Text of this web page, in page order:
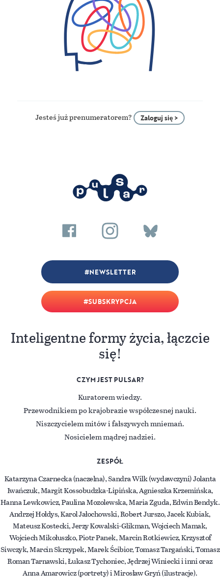
Jesteś już prenumeratorem? Zaloguj się >
SUBSKRYPCJA
NEWSLETTER
Inteligentne formy życia, łączcie
się!
CZYM JEST PULSAR?
Kuratorem wiedzy.
Przewodnikiem po krajobrazie współczesnej nauki.
Niszczycielem mitów i fałszywych mniemań.
Nosicielem mądrej nadziei.
ZESPÓŁ
Katarzyna Czarnecka (naczelna), Sandra Wilk (wydawczyni) Jolanta
Iwańczuk, Margit Kossobudzka-Lipińska, Agnieszka Krzemińska,
Hanna Lewkowicz, Paulina Mozolewska, Maria Zguda, Edwin Bendyk.
Andrzej Hołdys, Karol Jałochowski, Robert Jurszo, Jacek Kubiak,
Mateusz Kostecki, Jerzy Kowalski-Glikman, Wojciech Mamak,
Wojciech Mikołuszko, Piotr Panek, Marcin Rotkiewicz, Krzysztof
Siwczyk, Marcin Skrzypek, Marek Ścibior, Tomasz Targański, Tomasz
Roman Tarnawski, Łukasz Tychoniec, Jędrzej Winiecki i inni oraz
Anna Amarowicz (portrety) i Mirosław Gryń (ilustracje).